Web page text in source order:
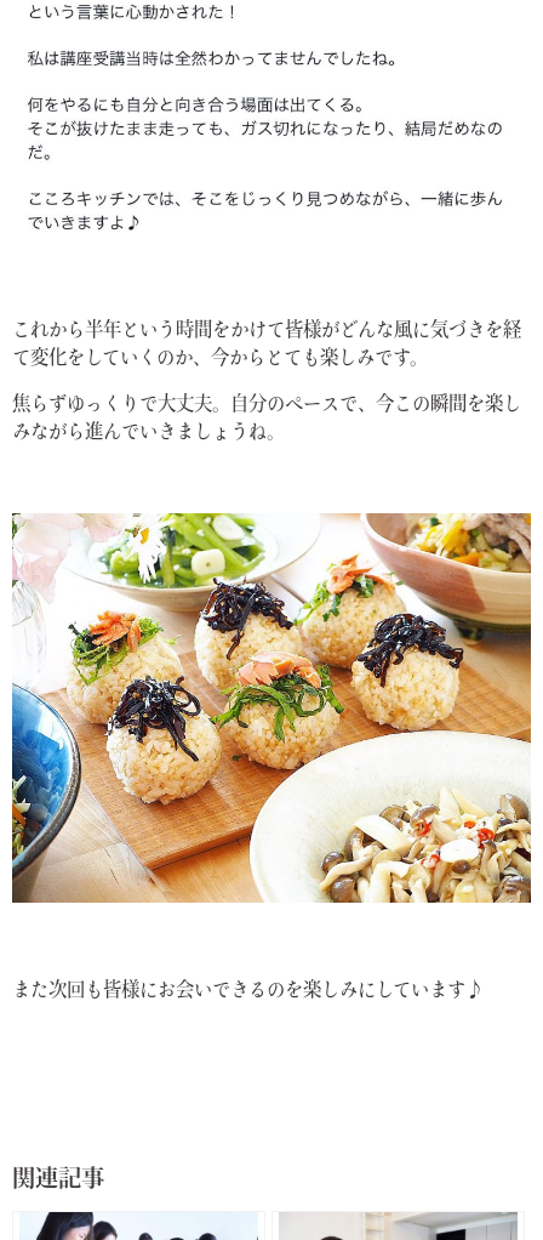
これから半年という時間をかけて皆様がどんな風に気づきを経
て変化をしていくのか、今からとても楽しみです。
焦らずゆっくりで大丈夫。自分のペースで、今この瞬間を楽し
みながら進んでいきましょうね。
また次回も皆様にお会いできるのを楽しみにしています♪
関連記事